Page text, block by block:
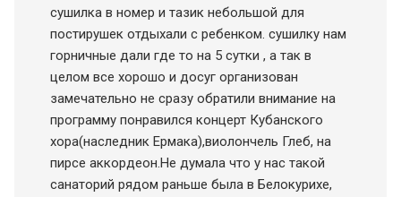
сушилка в номер и тазик небольшой для
постирушек отдыхали с ребенком. сушилку нам
горничные дали где то на 5 сутки , а так в
целом все хорошо и досуг организован
замечательно не сразу обратили внимание на
программу понравился концерт Кубанского
хора(наследник Ермака),виолончель Глеб, на
пирсе аккордеон.Не думала что у нас такой
санаторий рядом раньше была в Белокурихе,